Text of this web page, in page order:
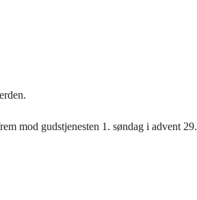
mod gudstjenesten 1. søndag i advent 29.